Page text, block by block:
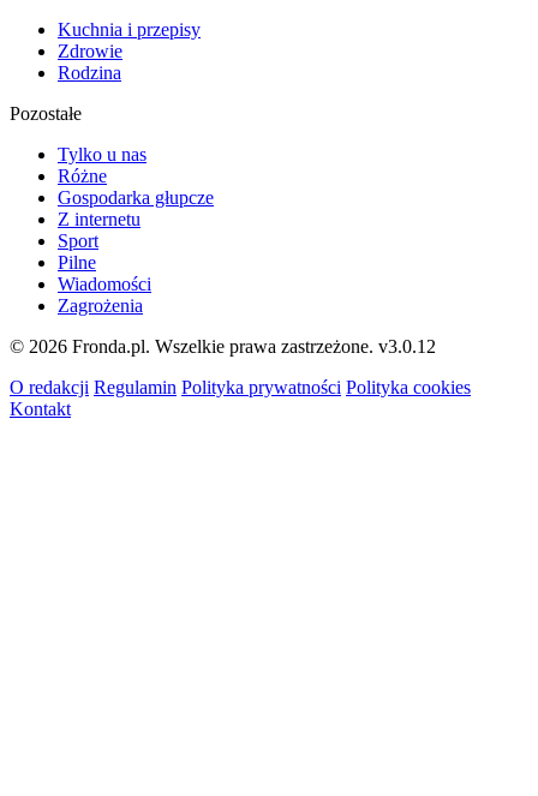
Kuchnia i przepisy
Zdrowie
Rodzina
Pozostałe
Tylko u nas
Różne
Gospodarka głupcze
Z internetu
Sport
Pilne
Wiadomości
Zagrożenia
© 2026 Fronda.pl. Wszelkie prawa zastrzeżone. v3.0.12
O redakcji Regulamin Polityka prywatności Polityka cookies
Kontakt